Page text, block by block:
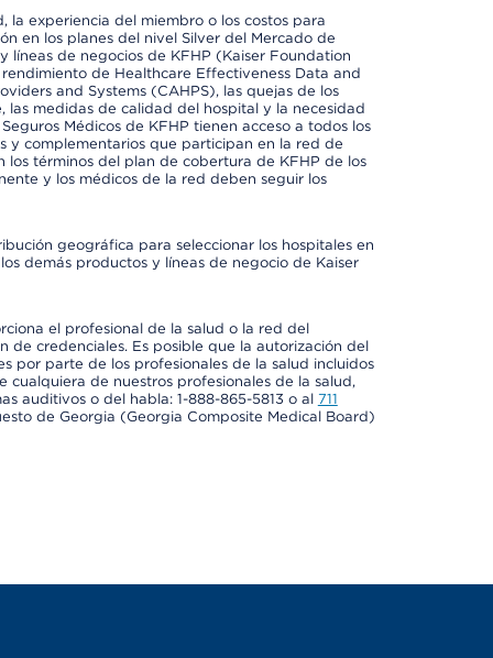
la experiencia del miembro o los costos para
en los planes del nivel Silver del Mercado de
líneas de negocios de KFHP (Kaiser Foundation
de Healthcare Effectiveness Data and
and Systems (CAHPS), las quejas de los
medidas de calidad del hospital y la necesidad
Médicos de KFHP tienen acceso a todos los
y complementarios que participan en la red de
términos del plan de cobertura de KFHP de los
y los médicos de la red deben seguir los
geográfica para seleccionar los hospitales en
demás productos y líneas de negocio de Kaiser
el profesional de la salud o la red del
de credenciales. Es posible que la autorización del
por parte de los profesionales de la salud incluidos
de nuestros profesionales de la salud,
auditivos o del habla: 1-888-865-5813 o al 711
de Georgia (Georgia Composite Medical Board)